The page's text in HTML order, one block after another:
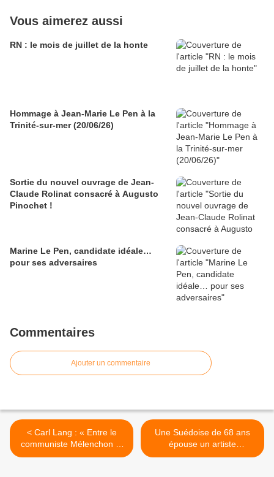
Vous aimerez aussi
RN : le mois de juillet de la honte
Hommage à Jean-Marie Le Pen à la
Trinité-sur-mer (20/06/26)
Sortie du nouvel ouvrage de Jean-
Claude Rolinat consacré à Augusto
Pinochet !
Marine Le Pen, candidate idéale…
pour ses adversaires
Commentaires
Ajouter un commentaire
< Carl Lang : « Entre le
communiste Mélenchon et
le socialo-libéral Macron, le
Une Suédoise de 68 ans
épouse un artiste
ougandais « par amour », il